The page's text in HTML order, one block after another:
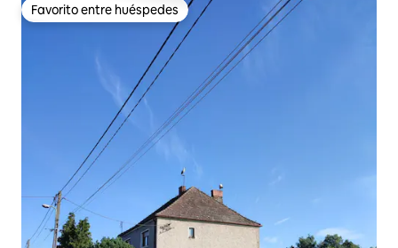
Favorito entre huéspedes
Favorito entre huéspedes